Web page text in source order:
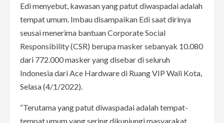
Edi menyebut, kawasan yang patut diwaspadai adalah
tempat umum. Imbau disampaikan Edi saat dirinya
seusai menerima bantuan Corporate Social
Responsibility (CSR) berupa masker sebanyak 10.080
dari 772.000 masker yang disebar di seluruh
Indonesia dari Ace Hardware di Ruang VIP Wali Kota,
Selasa (4/1/2022).
“Terutama yang patut diwaspadai adalah tempat-
tempat umum yang sering dikunjungi masyarakat